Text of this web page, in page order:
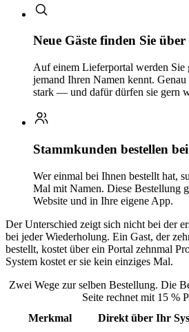
Neue Gäste finden Sie
Auf einem Lieferportal werden Sie
jemand Ihren Namen kennt.
stark — und dafür dürfen sie gern
Stammkunden bestellen
Wer einmal bei Ihnen bestellt hat,
Mal mit Namen. Diese Bestellung
Website und in Ihre eigene App.
Der Unterschied zeigt sich nicht bei der
bei jeder Wiederholung. Ein Gast, der
bestellt, kostet über ein Portal zehnmal
System kostet er sie kein einziges Mal.
Zwei Wege zur selben Bestellung. Die
Seite rechnet mit 15 %
Merkmal
Direkt über Ihr